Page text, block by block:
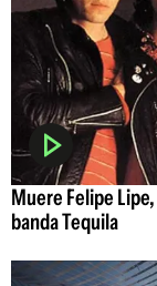
Muere Felipe
banda Tequila